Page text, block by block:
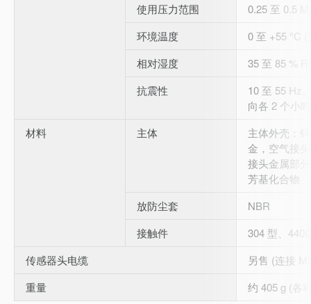
使用压力范围
0.25 至 0.5
环境温度
0 至 +55 °C
相对湿度
35 至 85 %
抗震性
10 至 55 Hz
向各 2 个小时
材料
主体
主体外壳：
金，空气接
接头金属部
芳基化合物
放防尘套
NBR
接触件
304 型、
传感器头电缆
另售 (连接
重量
约 405 g (各